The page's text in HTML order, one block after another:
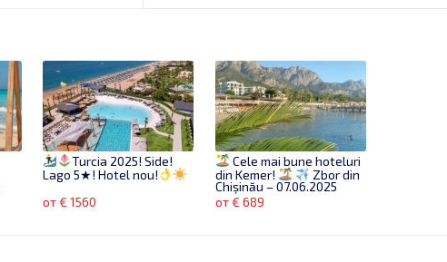
Turcia 2025! Side!
Lago 5★! Hotel nou!
от € 1560
Cele mai bune hoteluri
din Kemer!
Zbor din
Chișinău – 07.06.2025
от € 689